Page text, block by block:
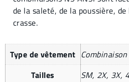
de la saleté, de la poussière,
crasse.
Type de vêtement Combinaison
Tailles
SM, 2X, 3X,